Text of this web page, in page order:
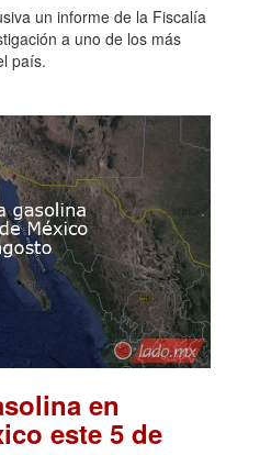
un informe de la Fiscalía
a uno de los más
país.
en
este 5 de